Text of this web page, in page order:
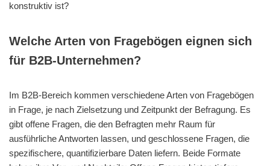
konstruktiv ist?
Welche Arten von Fragebögen eignen sich
für B2B-Unternehmen?
Im B2B-Bereich kommen verschiedene Arten von Fragebögen
in Frage, je nach Zielsetzung und Zeitpunkt der Befragung. Es
gibt offene Fragen, die den Befragten mehr Raum für
ausführliche Antworten lassen, und geschlossene Fragen, die
spezifischere, quantifizierbare Daten liefern. Beide Formate